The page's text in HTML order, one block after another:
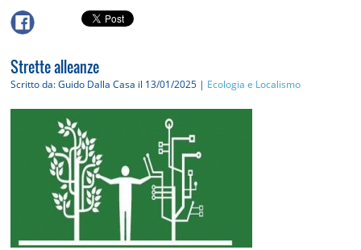
Strette alleanze
Scritto da: Guido Dalla Casa il 13/01/2025 | Ecologia e Localismo